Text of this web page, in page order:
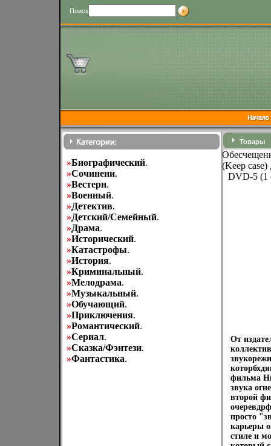
Поиск
»Биографический.
»Cочинени.
»Вестерн.
»Военный.
»Детектив.
»Детский/Семейный.
»Драма.
»Исторический.
»Катастрофы.
»История.
»Криминальный.
»Мелодрама.
»Музыкальный.
»Обучающий.
»Приключения.
»Романтический.
»Сериал.
»Сказка/Фэнтези.
»Фантастика.
Товары
(Keep
DVD-5 (1
От
фильма
звука
второй
просто
карьеры
стиле и